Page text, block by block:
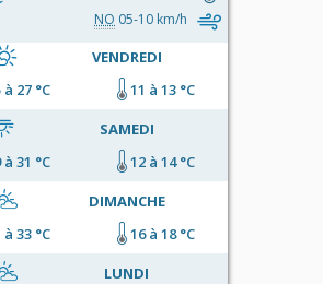
NO 05-10 km/h
VENDREDI
à 27 °C
11 à 13 °C
SAMEDI
à 31 °C
12 à 14 °C
DIMANCHE
à 33 °C
16 à 18 °C
LUNDI